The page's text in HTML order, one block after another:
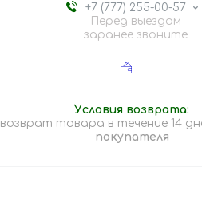
+7 (777) 255-00-57
Перед выездом
заранее звоните
возврат товара в течение 14
покупателя